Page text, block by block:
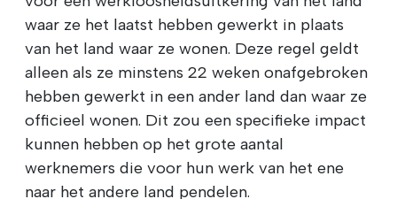
waar ze het laatst hebben gewerkt in plaats
van het land waar ze wonen. Deze regel geldt
alleen als ze minstens 22 weken onafgebroken
hebben gewerkt in een ander land dan waar ze
officieel wonen. Dit zou een specifieke impact
kunnen hebben op het grote aantal
werknemers die voor hun werk van het ene
naar het andere land pendelen.